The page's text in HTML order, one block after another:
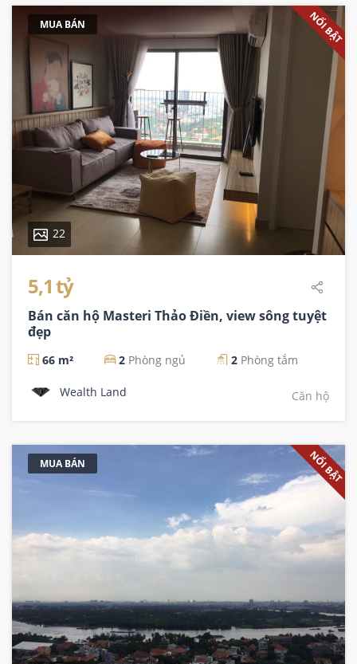
MUA BÁN NỔI BẬT
22
5,1 tỷ
Bán căn hộ Masteri Thảo Điền, view sông tuyệt
đẹp
66 m² 2 Phòng ngủ 2 Phòng tắm
Wealth Land Căn hộ
MUA BÁN NỔI BẬT